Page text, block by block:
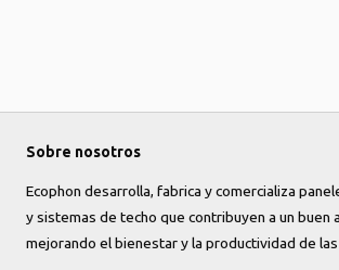
Sobre nosotros
Ecophon desarrolla, fabrica y comercializa
y sistemas de techo que contribuyen a un buen
mejorando el bienestar y la productividad de